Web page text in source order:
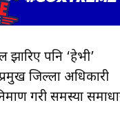
पनि ‘हेभी’
जिल्ला अधिकारी
गरी समस्या